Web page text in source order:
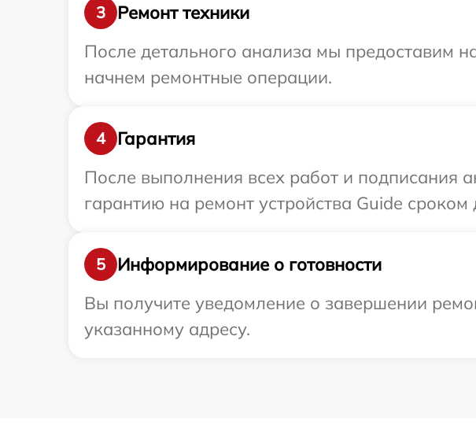
3
Ремонт техники
После детального анализа мы предоставим
начнем ремонтные операции.
4
Гарантия
После выполнения всех работ и
гарантию на ремонт устройства Guide сроком
5
Информирование о готовности
Вы получите уведомление о завершении
указанному адресу.